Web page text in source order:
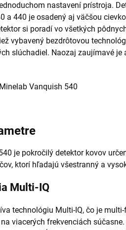
nastavení prístroja.
a 440 je osadený aj väčšou
si poradí vo všetkých
vybavený bezdrôtovou
slúchadiel. Naozaj zaujímavé je
je pokročilý detektor kovov
ktorí hľadajú všestranný a
Multi-IQ
technológiu Multi-IQ, čo je
viacerých frekvenciách